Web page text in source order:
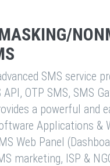
SMS service
OTP SMS, SMS
a powerful and
Applications &
Web Panel
marketing, ISP &